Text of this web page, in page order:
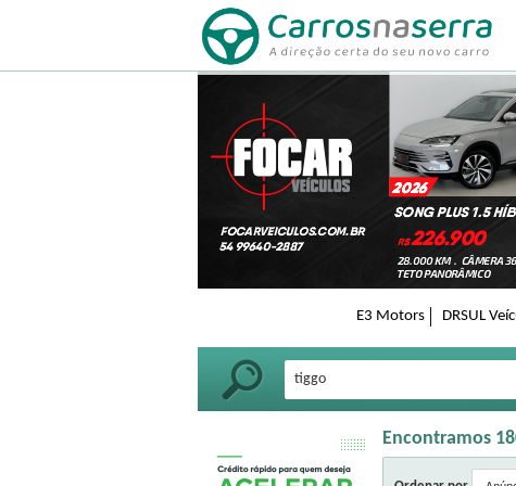
E3 Motors DRSUL
Encontramos